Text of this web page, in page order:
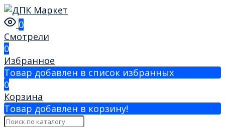
0
Смотрели
0
Избранное
Товар добавлен в список избранных
0
Корзина
Товар добавлен в корзину!